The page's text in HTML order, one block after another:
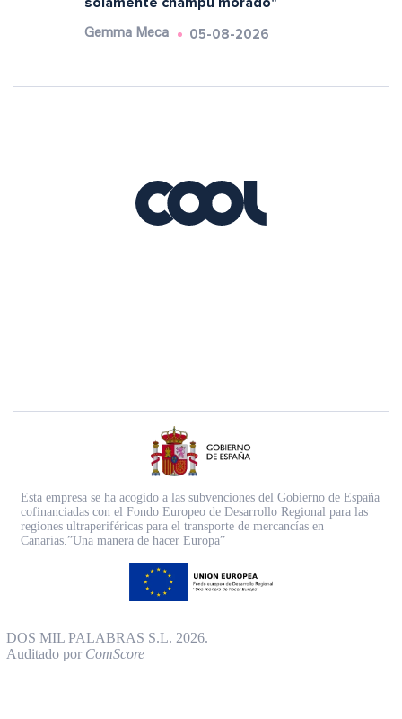
Gemma Meca 05-08-2026
Esta empresa se ha acogido a las subvenciones del Gobierno de España
cofinanciadas con el Fondo Europeo de Desarrollo Regional para las
regiones ultraperiféricas para el transporte de mercancías en
Canarias.”Una manera de hacer Europa”
DOS MIL PALABRAS S.L. 2026.
Auditado por ComScore